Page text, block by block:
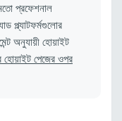
প্রফেশনাল
প্ল্যাটফর্মগুলোর
অনুযায়ী হোয়াইট
পেজের ওপর